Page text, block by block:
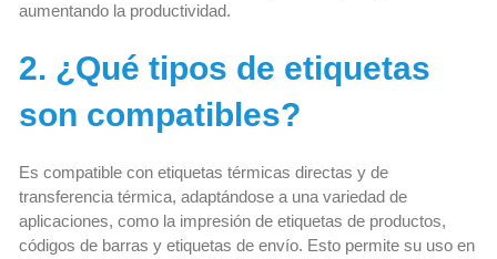
aumentando la productividad.
2. ¿Qué tipos de etiquetas
son compatibles?
Es compatible con etiquetas térmicas directas y de
transferencia térmica, adaptándose a una variedad de
aplicaciones, como la impresión de etiquetas de productos,
códigos de barras y etiquetas de envío. Esto permite su uso en